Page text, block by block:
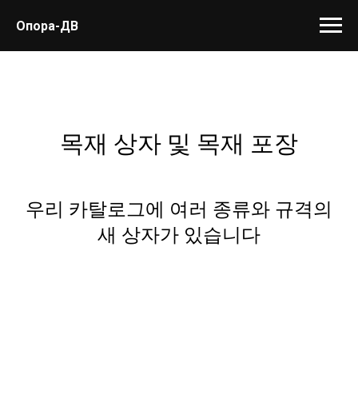
Опора-ДВ
목재 상자 및 목재 포장
우리 카탈로그에 여러 종류와 규격의
새 상자가 있습니다